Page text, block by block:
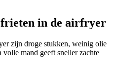
in de airfryer
zijn droge stukken, weinig olie
volle mand geeft sneller zachte